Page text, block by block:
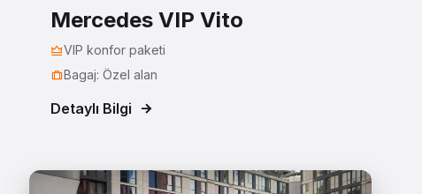
Mercedes VIP Vito
VIP konfor paketi
Bagaj: Özel alan
Detaylı Bilgi